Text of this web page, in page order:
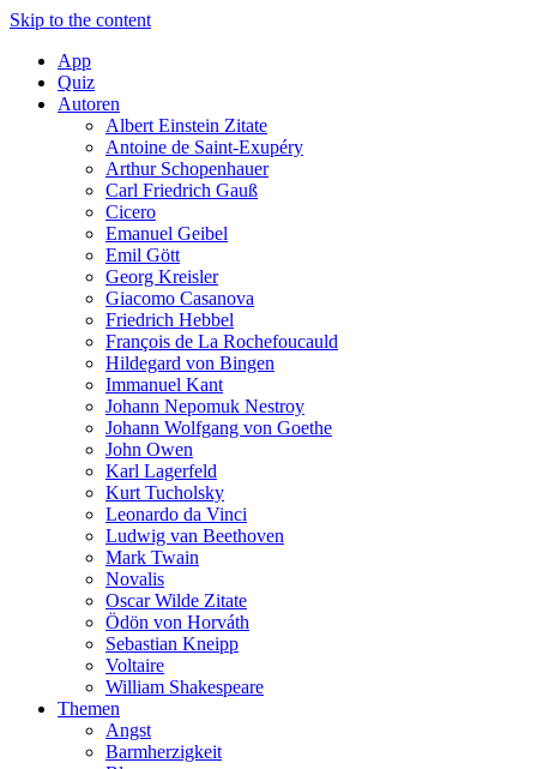
Skip to the content
App
Quiz
Autoren
Albert Einstein Zitate
Antoine de Saint-Exupéry
Arthur Schopenhauer
Carl Friedrich Gauß
Cicero
Emanuel Geibel
Emil Gött
Georg Kreisler
Giacomo Casanova
Friedrich Hebbel
François de La Rochefoucauld
Hildegard von Bingen
Immanuel Kant
Johann Nepomuk Nestroy
Johann Wolfgang von Goethe
John Owen
Karl Lagerfeld
Kurt Tucholsky
Leonardo da Vinci
Ludwig van Beethoven
Mark Twain
Novalis
Oscar Wilde Zitate
Ödön von Horváth
Sebastian Kneipp
Voltaire
William Shakespeare
Themen
Angst
Barmherzigkeit